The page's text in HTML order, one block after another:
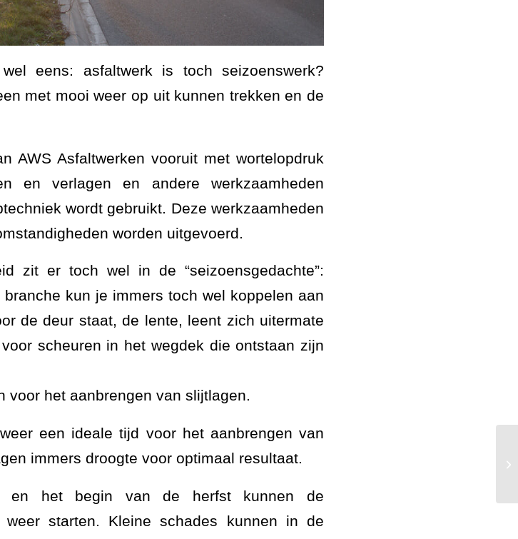
eens: asfaltwerk is toch seizoenswerk?
met mooi weer op uit kunnen trekken en de
AWS Asfaltwerken vooruit met wortelopdruk
en verlagen en andere werkzaamheden
wordt gebruikt. Deze werkzaamheden
worden uitgevoerd.
zit er toch wel in de “seizoensgedachte”:
kun je immers toch wel koppelen aan
de deur staat, de lente, leent zich uitermate
scheuren in het wegdek die ontstaan zijn
voor het aanbrengen van slijtlagen.
een ideale tijd voor het aanbrengen van
immers droogte voor optimaal resultaat.
en het begin van de herfst kunnen de
starten. Kleine schades kunnen in de